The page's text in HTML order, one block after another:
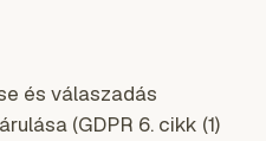
és válaszadás
(GDPR 6. cikk (1)